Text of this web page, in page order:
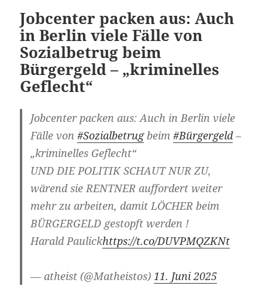
Jobcenter packen aus: Auch
in Berlin viele Fälle von
Sozialbetrug beim
Bürgergeld – „kriminelles
Geflecht“
Jobcenter packen aus: Auch in Berlin viele
Fälle von#Sozialbetrugbeim#Bürgergeld–
„kriminelles Geflecht“
UND DIE POLITIK SCHAUT NUR ZU,
wärend sie RENTNER auffordert weiter
mehr zu arbeiten, damit LÖCHER beim
BÜRGERGELD gestopft werden !
Harald Paulickhttps://t.co/DUVPMQZKNt
— atheist (@Matheistos)11. Juni 2025